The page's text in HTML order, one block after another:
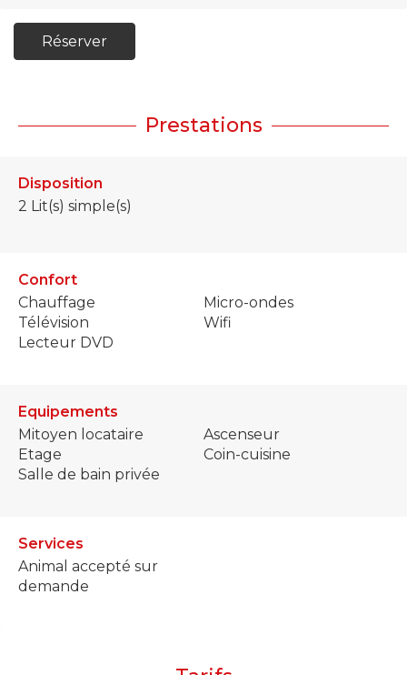
Réserver
Prestations
Disposition
2 Lit(s) simple(s)
Confort
Chauffage
Télévision
Lecteur DVD
Micro-ondes
Wifi
Equipements
Mitoyen locataire
Etage
Salle de bain privée
Ascenseur
Coin-cuisine
Services
Animal accepté sur
demande